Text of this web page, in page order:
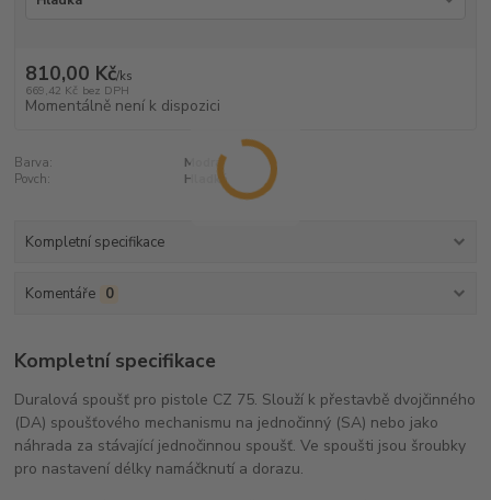
810,00 Kč/ks
669,42 Kč bez DPH
Momentálně není k dispozici
Barva:
Modrá
Povch:
Hladká
Kompletní specifikace
Komentáře 0
Kompletní specifikace
Duralová spoušť pro pistole CZ 75. Slouží k přestavbě dvojčinného
(DA) spoušťového mechanismu na jednočinný (SA) nebo jako
náhrada za stávající jednočinnou spoušť. Ve spoušti jsou šroubky
pro nastavení délky namáčknutí a dorazu.